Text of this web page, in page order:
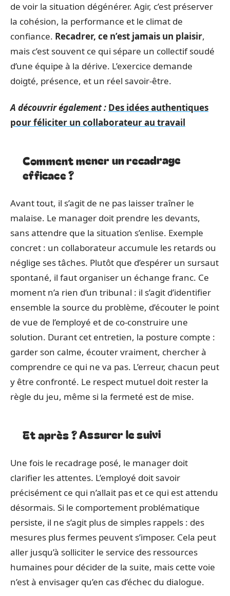
de voir la situation dégénérer. Agir, c’est préserver
la cohésion, la performance et le climat de
confiance. Recadrer, ce n’est jamais un plaisir,
mais c’est souvent ce qui sépare un collectif soudé
d’une équipe à la dérive. L’exercice demande
doigté, présence, et un réel savoir-être.
A découvrir également : Des idées authentiques
pour féliciter un collaborateur au travail
Comment mener un recadrage
efficace ?
Avant tout, il s’agit de ne pas laisser traîner le
malaise. Le manager doit prendre les devants,
sans attendre que la situation s’enlise. Exemple
concret : un collaborateur accumule les retards ou
néglige ses tâches. Plutôt que d’espérer un sursaut
spontané, il faut organiser un échange franc. Ce
moment n’a rien d’un tribunal : il s’agit d’identifier
ensemble la source du problème, d’écouter le point
de vue de l’employé et de co-construire une
solution. Durant cet entretien, la posture compte :
garder son calme, écouter vraiment, chercher à
comprendre ce qui ne va pas. L’erreur, chacun peut
y être confronté. Le respect mutuel doit rester la
règle du jeu, même si la fermeté est de mise.
Et après ? Assurer le suivi
Une fois le recadrage posé, le manager doit
clarifier les attentes. L’employé doit savoir
précisément ce qui n’allait pas et ce qui est attendu
désormais. Si le comportement problématique
persiste, il ne s’agit plus de simples rappels : des
mesures plus fermes peuvent s’imposer. Cela peut
aller jusqu’à solliciter le service des ressources
humaines pour décider de la suite, mais cette voie
n’est à envisager qu’en cas d’échec du dialogue.